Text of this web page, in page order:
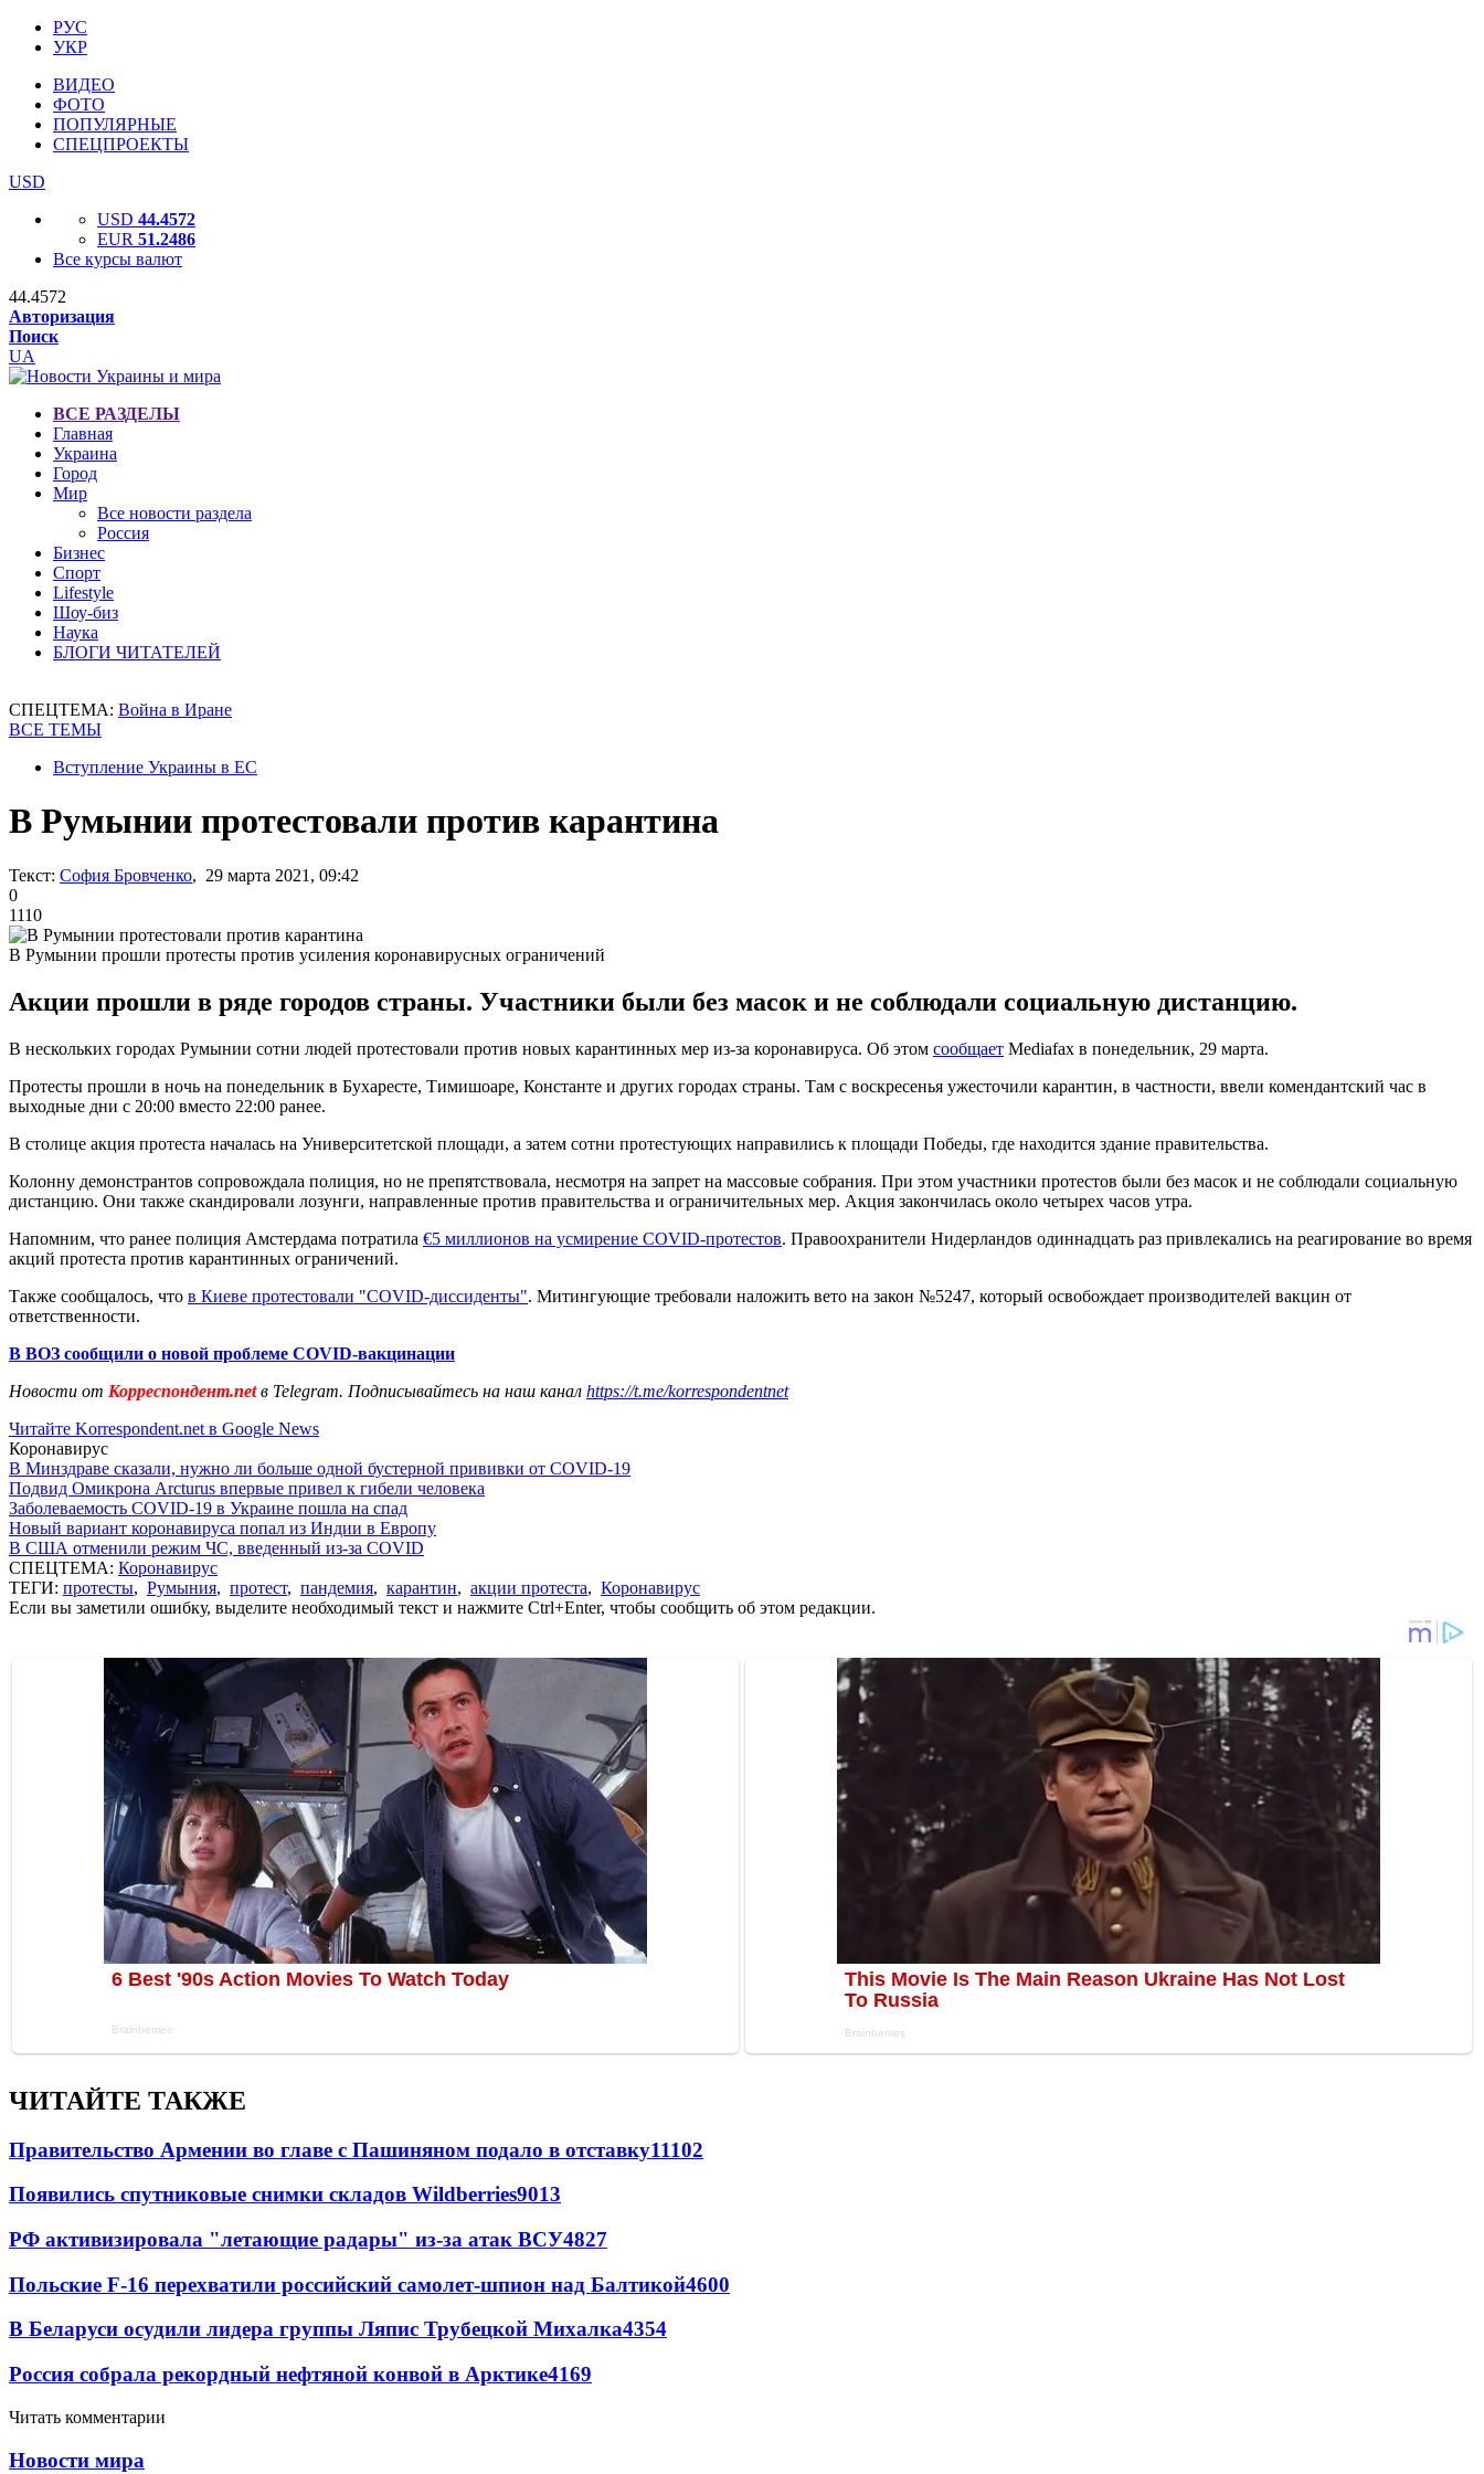
РУС
УКР
ВИДЕО
ФОТО
ПОПУЛЯРНЫЕ
СПЕЦПРОЕКТЫ
USD
USD 44.4572
EUR 51.2486
Все курсы валют
44.4572
Авторизация
Поиск
UA
ВСЕ РАЗДЕЛЫ
Главная
Украина
Город
Мир
Все новости раздела
Россия
Бизнес
Спорт
Lifestyle
Шоу-биз
Наука
БЛОГИ ЧИТАТЕЛЕЙ
СПЕЦТЕМА: Война в Иране
ВСЕ ТЕМЫ
Вступление Украины в ЕС
В Румынии протестовали против карантина
Текст: София Бровченко, 29 марта 2021, 09:42
0
1110
В Румынии прошли протесты против усиления коронавирусных ограничений
Акции прошли в ряде городов страны. Участники были без масок и не соблюдали социальную дистанцию.
В нескольких городах Румынии сотни людей протестовали против новых карантинных мер из-за коронавируса. Об этом сообщает Mediafax в понедельник, 29 марта.
Протесты прошли в ночь на понедельник в Бухаресте, Тимишоаре, Константе и других городах страны. Там с воскресенья ужесточили карантин, в частности, ввели комендантский час в
выходные дни с 20:00 вместо 22:00 ранее.
В столице акция протеста началась на Университетской площади, а затем сотни протестующих направились к площади Победы, где находится здание правительства.
Колонну демонстрантов сопровождала полиция, но не препятствовала, несмотря на запрет на массовые собрания. При этом участники протестов были без масок и не соблюдали социальную
дистанцию. Они также скандировали лозунги, направленные против правительства и ограничительных мер. Акция закончилась около четырех часов утра.
Напомним, что ранее полиция Амстердама потратила €5 миллионов на усмирение COVID-протестов. Правоохранители Нидерландов одиннадцать раз привлекались на реагирование во время
акций протеста против карантинных ограничений.
Также сообщалось, что в Киеве протестовали "COVID-диссиденты". Митингующие требовали наложить вето на закон №5247, который освобождает производителей вакцин от
ответственности.
В ВОЗ сообщили о новой проблеме COVID-вакцинации
Новости от Корреспондент.netв Telegram. Подписывайтесь на наш канал https://t.me/korrespondentnet
Читайте Korrespondent.net в Google News
Коронавирус
В Минздраве сказали, нужно ли больше одной бустерной прививки от COVID-19
Подвид Омикрона Arcturus впервые привел к гибели человека
Заболеваемость COVID-19 в Украине пошла на спад
Новый вариант коронавируса попал из Индии в Европу
В США отменили режим ЧС, введенный из-за COVID
СПЕЦТЕМА: Коронавирус
ТЕГИ: протесты, Румыния, протест, пандемия, карантин, акции протеста, Коронавирус
Если вы заметили ошибку, выделите необходимый текст и нажмите Ctrl+Enter, чтобы сообщить об этом редакции.
ЧИТАЙТЕ ТАКЖЕ
Правительство Армении во главе с Пашиняном подало в отставку11102
Появились спутниковые снимки складов Wildberries9013
РФ активизировала "летающие радары" из-за атак ВСУ4827
Польские F-16 перехватили российский самолет-шпион над Балтикой4600
В Беларуси осудили лидера группы Ляпис Трубецкой Михалка4354
Россия собрала рекордный нефтяной конвой в Арктике4169
Читать комментарии
Новости мира